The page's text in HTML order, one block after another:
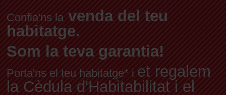
Confia'ns la venda del teu
habitatge.
Som la teva garantia!
Porta'ns el teu habitatge* i et regalem
la Cèdula d'Habitabilitat i el